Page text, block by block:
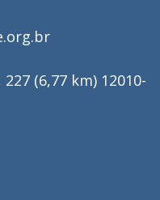
(6,77 km) 12010-